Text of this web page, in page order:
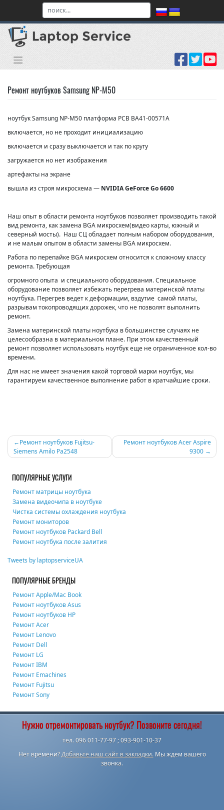
content
Ремонт ноутбуков Samsung NP-M50
ноутбук Samsung NP-M50 платформа PCB BA41-00571A
включается, но не проходит инициализацию
включается и сразу выключается и так по кругу
загружается но нет изображения
артефакты на экране
вышла из строя микросхема — NVIDIA GeForce Go 6600
Наш опыт в области ремонта ноутбуков позволяет производить такой
вид ремонта, как замена BGA микросхем(видео карты, южный и
северный мосты). Наш СЦ обладает полным набором оборудования,
и не малым опытом в области замены BGA микросхем.
Работа по перепайке BGA микросхем относится к сложному классу
ремонта. Требующая
огромного опыта и специального оборудования. Специальное
оборудование позволяет избежать перегрева материнской платы
ноутбука. Перегрев ведет к деформации, вздутие самой платы,
разрывам токопроводящих дорожек, что не позволят выполнить
ремонт.
Замена материнской платы ноутбука в большинстве случаях не
целесообразна в материальном плане. При этом качественный
ремонт позволяет использовать ноутбук еще не ограниченное кол-во
времени.
Для нас не имеет значения какой торговой марки ноутбук, мы
гарантируем качественное выполнение работ в кратчайшие сроки.
Навигация
по
записям
Ремонт ноутбуков Fujitsu-
Siemens Amilo Pa2548
Ремонт ноутбуков Acer Aspire
9300
ПОПУЛЯРНЫЕ УСЛУГИ
Ремонт матрицы ноутбука
Замена видеочипа в ноутбуке
Чистка системы охлаждения ноутбука
Ремонт мониторов
Ремонт ноутбуков Packard Bell
Ремонт ноутбука после залития
Tweets by laptopserviceUA
ПОПУЛЯРНЫЕ БРЕНДЫ
Ремонт Apple/Mac Book
Ремонт ноутбуков Asus
Ремонт ноутбуков HP
Ремонт Acer
Ремонт Lenovo
Ремонт Dell
Ремонт LG
Ремонт IBM
Ремонт Emachines
Ремонт Fujitsu
Ремонт Sony
Нужно отремонтировать ноутбук? Позвоните сегодня!
тел. 096 011-77-97 ; 093-901-10-37
Нет времени?Добавьте наш сайт в закладки.Мы ждем вашего
звонка.